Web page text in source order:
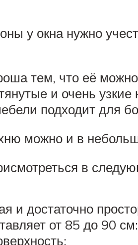
у окна нужно
тем, что её
и очень
подходит для
можно и в
в
и достаточно
от 85 до 90